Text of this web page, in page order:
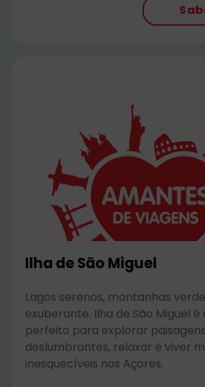
Ilha de São Miguel
Lagos serenos, montanhas
exuberante. Ilha de São Miguel é
perfeito para explorar paisagens
deslumbrantes, relaxar e viver
inesquecíveis nos Açores.